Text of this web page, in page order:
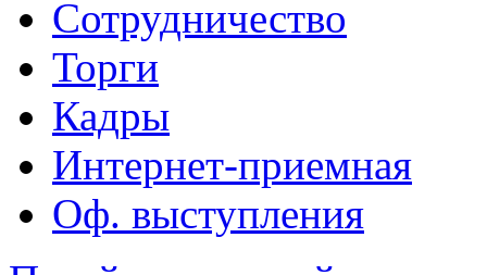
Сотрудничество
Торги
Кадры
Интернет-приемная
Оф. выступления